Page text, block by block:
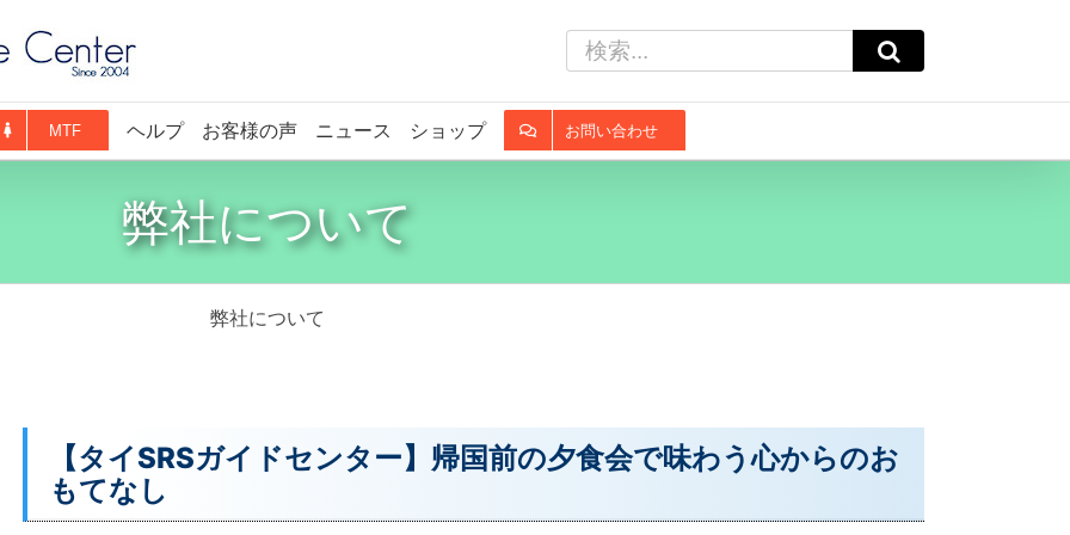
索
…
MTF ヘルプ お客様の声 ニュース ショップ お問い合わせ
弊社について
弊社について
【タイSRSガイドセンター】帰国前の夕食会で味わう心からのお
もてなし